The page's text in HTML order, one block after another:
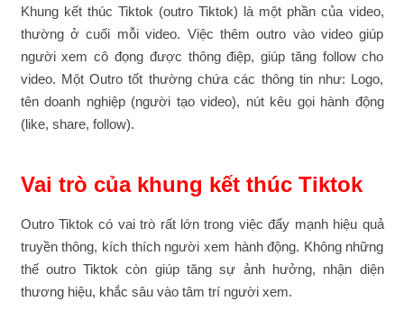
Khung kết thúc Tiktok (outro Tiktok) là một phần của video,
thường ở cuối mỗi video. Việc thêm outro vào video giúp
người xem cô đọng được thông điệp, giúp tăng follow cho
video. Một Outro tốt thường chứa các thông tin như: Logo,
tên doanh nghiệp (người tạo video), nút kêu gọi hành động
(like, share, follow).
Vai trò của khung kết thúc Tiktok
Outro Tiktok có vai trò rất lớn trong việc đẩy mạnh hiệu quả
truyền thông, kích thích người xem hành động. Không những
thế outro Tiktok còn giúp tăng sự ảnh hưởng, nhận diện
thương hiệu, khắc sâu vào tâm trí người xem.